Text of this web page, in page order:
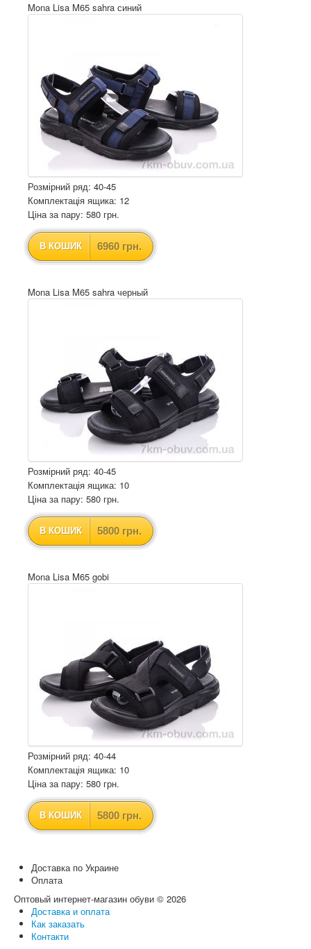
Mona Lisa M65 sahra синий
Розмірний ряд: 40-45
Комплектація ящика: 12
Ціна за пару: 580 грн.
В КОШИК 6960 грн.
Mona Lisa M65 sahra черный
Розмірний ряд: 40-45
Комплектація ящика: 10
Ціна за пару: 580 грн.
В КОШИК 5800 грн.
Mona Lisa M65 gobi
Розмірний ряд: 40-44
Комплектація ящика: 10
Ціна за пару: 580 грн.
В КОШИК 5800 грн.
Доставка по Украине
Оплата
Оптовый интернет-магазин обуви © 2026
Доставка и оплата
Как заказать
Контакти